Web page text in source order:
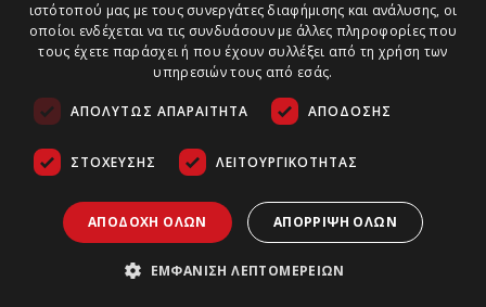
ιστότοπού μας με τους συνεργάτες διαφήμισης και ανάλυσης, οι
οποίοι ενδέχεται να τις συνδυάσουν με άλλες πληροφορίες που
τους έχετε παράσχει ή που έχουν συλλέξει από τη χρήση των
υπηρεσιών τους από εσάς.
ΑΠΟΛΎΤΩΣ ΑΠΑΡΑΊΤΗΤΑ ΑΠΌΔΟΣΗΣ
ΣΤΌΧΕΥΣΗΣ ΛΕΙΤΟΥΡΓΙΚΌΤΗΤΑΣ
ΑΠΟΔΟΧΉ ΌΛΩΝ ΑΠΌΡΡΙΨΗ ΌΛΩΝ
ΕΜΦΆΝΙΣΗ ΛΕΠΤΟΜΕΡΕΙΏΝ